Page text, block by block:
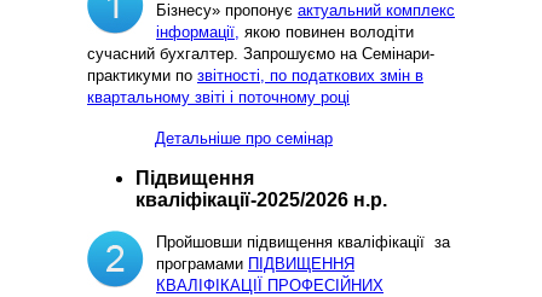
Бізнесу» пропонує актуальний комплекс
інформації, якою повинен володіти
сучасний бухгалтер. Запрошуємо на Семінари-
практикуми по звітності, по податкових змін в
квартальному звіті і поточному році
Детальніше про семінар
Підвищення
кваліфікації-2025/2026 н.р.
Пройшовши підвищення кваліфікації за
програмами ПІДВИЩЕННЯ
КВАЛІФІКАЦІЇ ПРОФЕСІЙНИХ